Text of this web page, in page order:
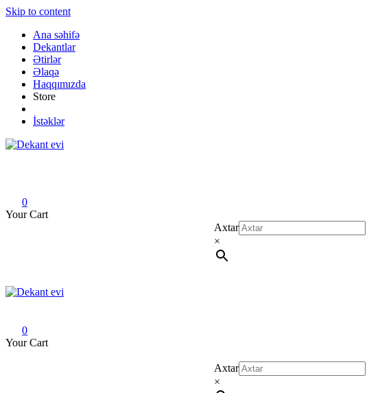
Skip to content
Ana səhifə
Dekantlar
Ətirlər
Əlaqə
Haqqımızda
Store
İstəklər
0
Your Cart
Axtar
×
0
Your Cart
Axtar
×